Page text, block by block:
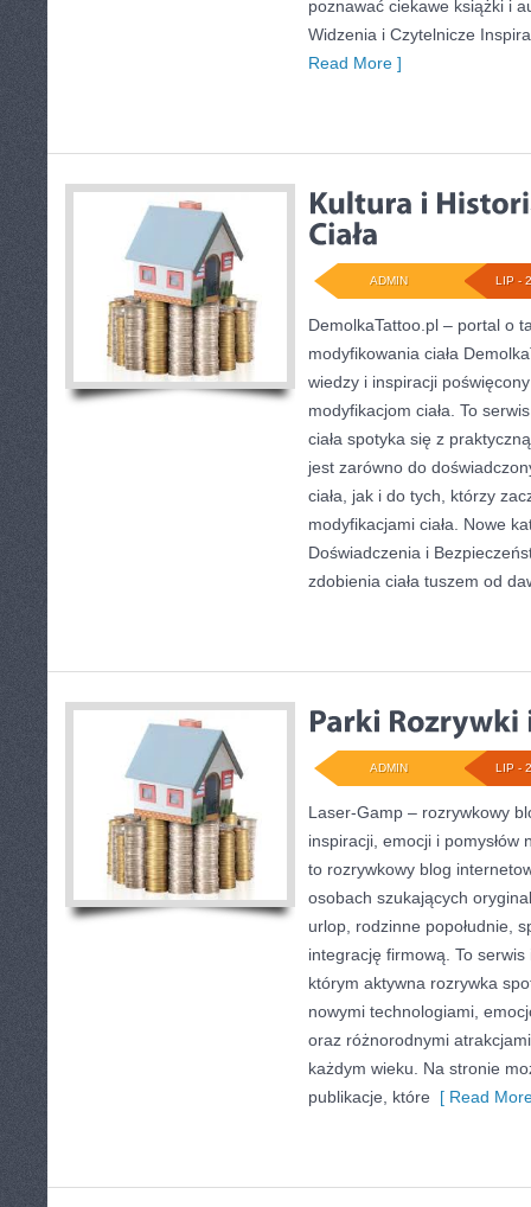
poznawać ciekawe książki i
Widzenia i Czytelnicze
Read More ]
LIP -
ADMIN
DemolkaTattoo.pl – portal o
modyfikowania ciała
wiedzy i inspiracji
modyfikacjom ciała. To
ciała spotyka się z
jest zarówno do
ciała, jak i do tych, którzy
modyfikacjami ciała. Nowe
Doświadczenia i
zdobienia ciała tuszem od
LIP -
ADMIN
Laser-Gamp – rozrywkowy
inspiracji, emocji i
to rozrywkowy blog
osobach szukających
urlop, rodzinne popołudnie,
integrację firmową. To
którym aktywna rozrywka
nowymi technologiami,
oraz różnorodnymi
każdym wieku. Na stronie
publikacje, które [ Read